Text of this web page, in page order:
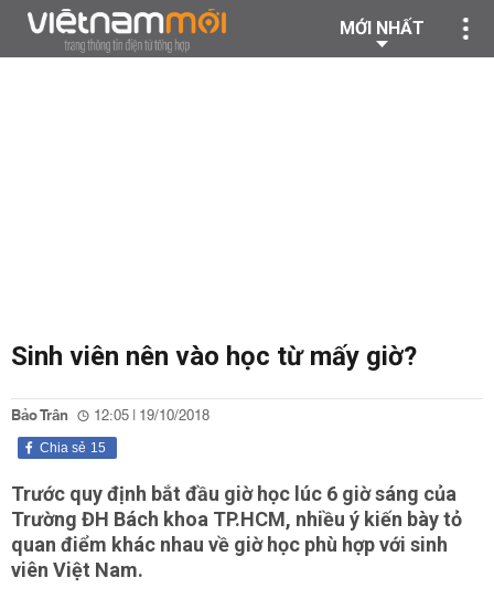
MỚI NHẤT
Sinh viên nên vào học từ mấy giờ?
Bảo Trân 12:05 | 19/10/2018
15
Chia sẻ
Trước quy định bắt đầu giờ học lúc 6 giờ sáng của
Trường ĐH Bách khoa TP.HCM, nhiều ý kiến bày tỏ
quan điểm khác nhau về giờ học phù hợp với sinh
viên Việt Nam.